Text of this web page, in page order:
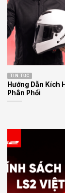
TIN TỨC
Hướng Dẫn Kích
Phân Phối